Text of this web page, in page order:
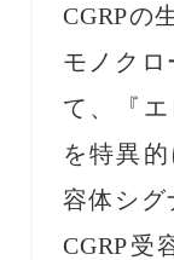
CGRPの
モノクロ
て、『
を特異
容体シグ
CGRP受